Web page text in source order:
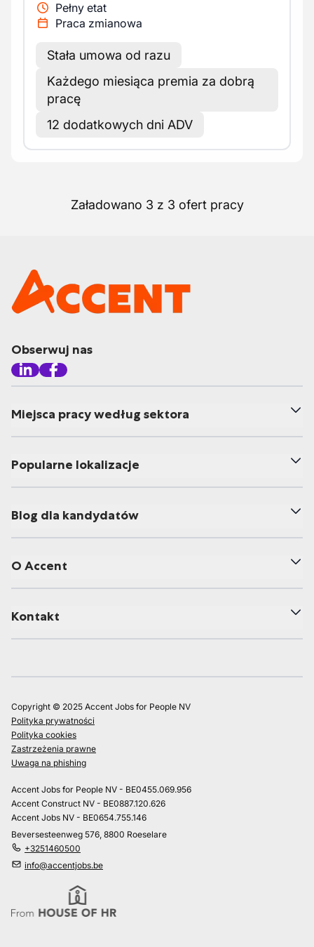
Pełny etat
Praca zmianowa
Stała umowa od razu
Każdego miesiąca premia za dobrą
pracę
12 dodatkowych dni ADV
Załadowano 3 z 3 ofert pracy
Obserwuj nas
Miejsca pracy według sektora
Popularne lokalizacje
Blog dla kandydatów
O Accent
Kontakt
Copyright © 2025 Accent Jobs for People NV
Polityka prywatności
Polityka cookies
Zastrzeżenia prawne
Uwaga na phishing
Accent Jobs for People NV - BE0455.069.956
Accent Construct NV - BE0887.120.626
Accent Jobs NV - BE0654.755.146
Beversesteenweg 576, 8800 Roeselare
+3251460500
info@accentjobs.be